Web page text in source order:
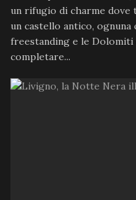
un rifugio di charme
un castello antico, ognuna
freestanding e le Dolomiti
completare...